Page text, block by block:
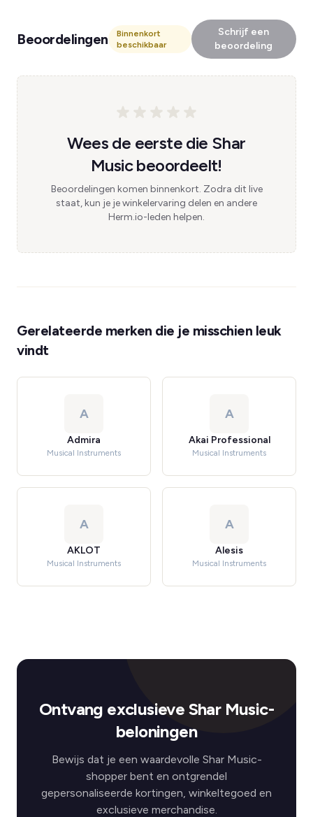
Beoordelingen
Binnenkort
beschikbaar
Schrijf een
beoordeling
Wees de eerste die Shar
Music beoordeelt!
Beoordelingen komen binnenkort. Zodra dit live
staat, kun je je winkelervaring delen en andere
Herm.io-leden helpen.
Gerelateerde merken die je misschien leuk
vindt
A
Admira
Musical Instruments
A
Akai Professional
Musical Instruments
A
AKLOT
Musical Instruments
A
Alesis
Musical Instruments
Ontvang exclusieve Shar Music-
beloningen
Bewijs dat je een waardevolle Shar Music-
shopper bent en ontgrendel
gepersonaliseerde kortingen, winkeltegoed en
exclusieve merchandise.